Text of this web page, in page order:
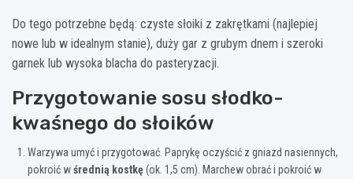
Do tego potrzebne będą: czyste słoiki z zakrętkami (najlepiej
nowe lub w idealnym stanie), duży gar z grubym dnem i szeroki
garnek lub wysoka blacha do pasteryzacji.
Przygotowanie sosu słodko-
kwaśnego do słoików
Warzywa umyć i przygotować. Paprykę oczyścić z gniazd nasiennych,
pokroić wśrednią kostkę(ok. 1,5 cm). Marchew obrać i pokroić w